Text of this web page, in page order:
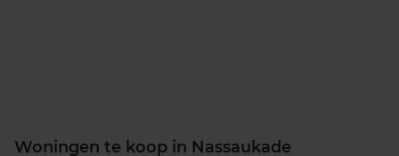
Woningen te koop in Nassaukade